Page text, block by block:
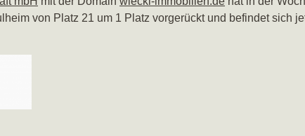
von Platz 21 um 1 Platz vorgerückt und befindet sich